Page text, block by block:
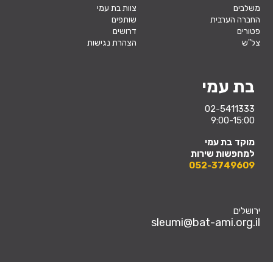
בת עמי
02-5411333
9:00-15:00
מוקד בת עמי
למחפשות שירות
052-3749609
משלבים
החברה הערבית
פטורים
צל"ש
צוות בת עמי
שותפים
דרושים
הצהרת נגישות
ירושלים
sleumi@bat-ami.org.il